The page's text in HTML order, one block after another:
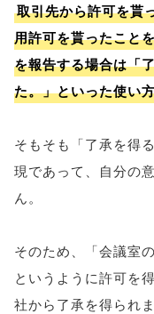
取引先から許可を貰
用許可を貰ったこと
を報告する場合は「
た。」といった使い
そもそも「了承を得
現であって、自分の
ん。
そのため、「会議室
というように許可を
社から了承を得られ